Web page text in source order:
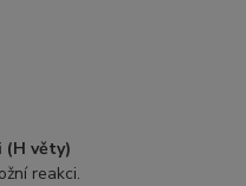
(H věty)
reakci.